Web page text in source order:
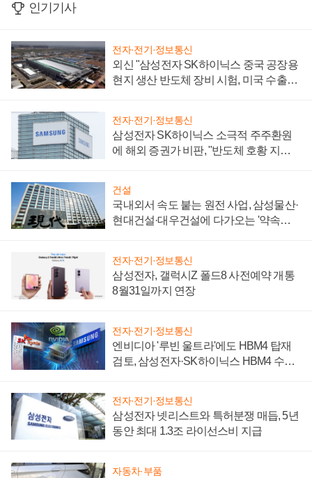
인기기사
전자·전기·정보통신
외신 "삼성전자 SK하이닉스 중국 공장용
현지 생산 반도체 장비 시험, 미국 수출통
전자·전기·정보통신
삼성전자 SK하이닉스 소극적 주주환원
에 해외 증권가 비판, "반도체 호황 지속
건설
국내외서 속도 붙는 원전 사업, 삼성물산·
현대건설·대우건설에 다가오는 '약속의
전자·전기·정보통신
삼성전자, 갤럭시Z 폴드8 사전예약 개통
8월31일까지 연장
전자·전기·정보통신
엔비디아 '루빈 울트라'에도 HBM4 탑재
검토, 삼성전자·SK하이닉스 HBM4 수율
전자·전기·정보통신
삼성전자 넷리스트와 특허분쟁 매듭, 5년
동안 최대 1.3조 라이선스비 지급
자동차·부품